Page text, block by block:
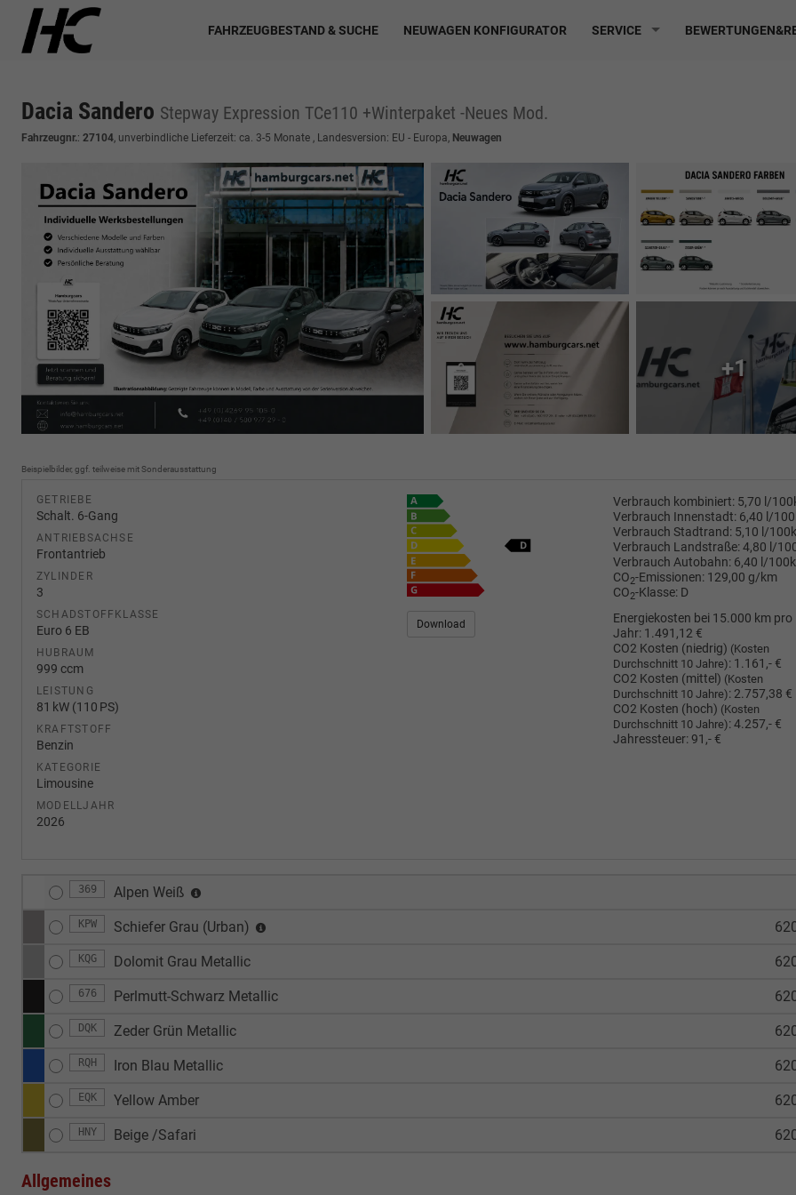
FAHRZEUGBESTAND & SUCHE NEUWAGEN KONFIGURATOR SERVICE
Dacia Sandero Stepway Expression TCe110 +Winterpaket -Neues Mod.
Fahrzeugnr.: 27104, unverbindliche Lieferzeit: ca. 3-5 Monate , Landesversion: EU - Europa, Neuwagen
+1
Beispielbilder, ggf. teilweise mit Sonderausstattung
GETRIEBE
Schalt. 6-Gang
ANTRIEBSACHSE
Frontantrieb
ZYLINDER
3
SCHADSTOFFKLASSE
Euro 6 EB
HUBRAUM
999 ccm
LEISTUNG
81 kW (110 PS)
KRAFTSTOFF
Benzin
KATEGORIE
Limousine
MODELLJAHR
2026
Verbrauch kombiniert: 5,70 l/
Verbrauch Innenstadt: 6,40 l/
Verbrauch Stadtrand: 5,10 l/
Verbrauch Landstraße:4,80 l/
Verbrauch Autobahn: 6,40 l/
CO2-Emissionen: 129,00 g/km
CO2-Klasse: D
Download
Energiekosten bei 15.000 km pro
Jahr: 1.491,12 €
CO2 Kosten (niedrig) (Kosten
Durchschnitt 10 Jahre): 1.161,- €
CO2 Kosten (mittel) (Kosten
Durchschnitt 10 Jahre): 2.757,38 €
CO2 Kosten (hoch) (Kosten
Durchschnitt 10 Jahre):4.257,- €
Jahressteuer: 91,- €
369 Alpen Weiß
KPW Schiefer Grau (Urban)
KQG Dolomit Grau Metallic
676 Perlmutt-Schwarz Metallic
DQK Zeder Grün Metallic
RQH Iron Blau Metallic
EQK Yellow Amber
HNY Beige /Safari
Allgemeines